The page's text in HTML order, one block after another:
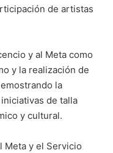
de artistas
y al Meta como
y la realización de
la
de talla
y cultural.
Meta y el Servicio